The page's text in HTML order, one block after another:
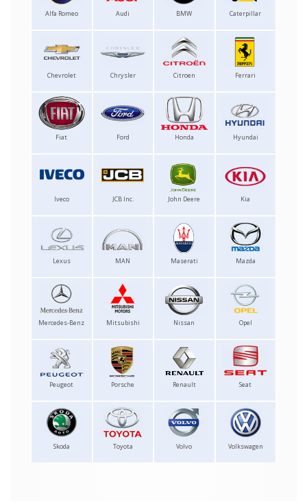
Alfa Romeo Audi BMW Caterpillar
Chevrolet Chrysler Citroen Ferrari
Fiat Ford Honda Hyundai
Iveco JCB Inc. John Deere Kia
Lexus MAN Maserati Mazda
Mercedes-Benz Mitsubishi Nissan Opel
Peugeot Porsche Renault Seat
Skoda Toyota Volvo Volkswagen